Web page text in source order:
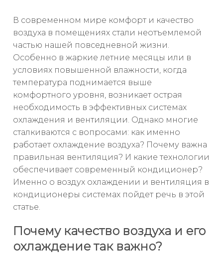
В современном мире комфорт и качество
воздуха в помещениях стали неотъемлемой
частью нашей повседневной жизни.
Особенно в жаркие летние месяцы или в
условиях повышенной влажности, когда
температура поднимается выше
комфортного уровня, возникает острая
необходимость в эффективных системах
охлаждения и вентиляции. Однако многие
сталкиваются с вопросами: как именно
работает охлаждение воздуха? Почему важна
правильная вентиляция? И какие технологии
обеспечивает современный кондиционер?
Именно о воздух охлаждении и вентиляция в
кондиционеры системах пойдет речь в этой
статье.
Почему качество воздуха и его
охлаждение так важно?